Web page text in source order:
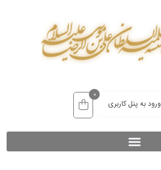
ورود به پنل کاربری
0